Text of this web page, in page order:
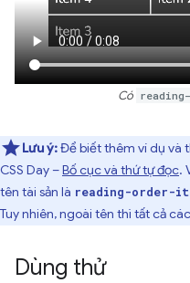
Có
Lưu ý:Để biết thêm ví dụ và
CSS Day –Bố cục và thứ tự đọc.
tên tài sản là reading-order-
Tuy nhiên, ngoài tên thì tất cả
Dùng thử